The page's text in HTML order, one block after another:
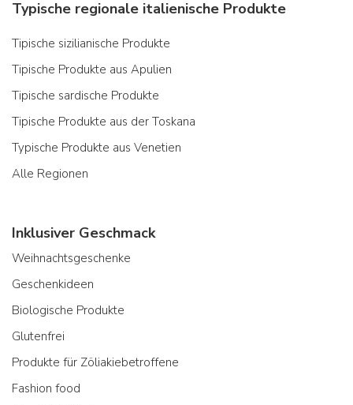
Typische regionale italienische Produkte
Tipische sizilianische Produkte
Tipische Produkte aus Apulien
Tipische sardische Produkte
Tipische Produkte aus der Toskana
Typische Produkte aus Venetien
Alle Regionen
Inklusiver Geschmack
Weihnachtsgeschenke
Geschenkideen
Biologische Produkte
Glutenfrei
Produkte für Zöliakiebetroffene
Fashion food